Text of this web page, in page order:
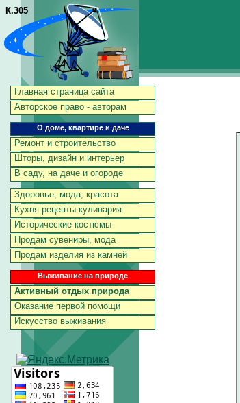
К.305
Главная страница сайта
Авторское право - авторам
О доме, квартире и даче
Ремонт и строительство
Шторы, дизайн и интерьер
В саду, на даче и огороде
Здоровье, мода, красота
Кухня рецепты кулинария
Исторические костюмы
Продам сувениры, мода
Продам изделия из камней
Выживание на природе
Активный отдых природа
Оказание первой помощи
Искусство выживания